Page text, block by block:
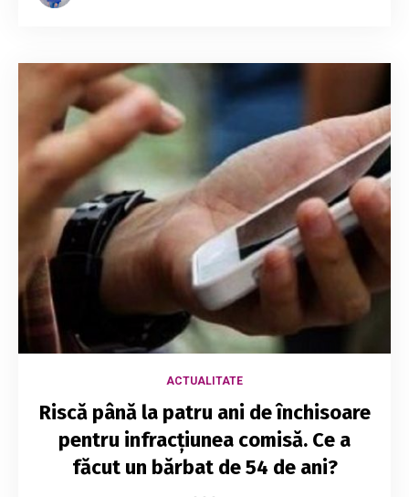
ACTUALITATE
Riscă până la patru ani de închisoare
pentru infracțiunea comisă. Ce a
făcut un bărbat de 54 de ani?